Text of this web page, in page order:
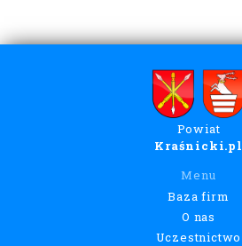
Powiat
Kraśnicki.pl
Menu
Baza firm
O nas
Uczestnictwo